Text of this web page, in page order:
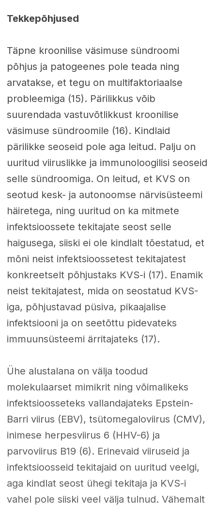
Tekkepõhjused
Täpne kroonilise väsimuse sündroomi
põhjus ja patogeenes pole teada ning
arvatakse, et tegu on multifaktoriaalse
probleemiga (15). Pärilikkus võib
suurendada vastuvõtlikkust kroonilise
väsimuse sündroomile (16). Kindlaid
pärilikke seoseid pole aga leitud. Palju on
uuritud viiruslikke ja immunoloogilisi seoseid
selle sündroomiga. On leitud, et KVS on
seotud kesk- ja autonoomse närvisüsteemi
häiretega, ning uuritud on ka mitmete
infektsioossete tekitajate seost selle
haigusega, siiski ei ole kindlalt tõestatud, et
mõni neist infektsioossetest tekitajatest
konkreetselt põhjustaks KVS-i (17). Enamik
neist tekitajatest, mida on seostatud KVS-
iga, põhjustavad püsiva, pikaajalise
infektsiooni ja on seetõttu pidevateks
immuunsüsteemi ärritajateks (17).
Ühe alustalana on välja toodud
molekulaarset mimikrit ning võimalikeks
infektsioosseteks vallandajateks Epstein-
Barri viirus (EBV), tsütomegaloviirus (CMV),
inimese herpesviirus 6 (HHV-6) ja
parvoviirus B19 (6). Erinevaid viiruseid ja
infektsioosseid tekitajaid on uuritud veelgi,
aga kindlat seost ühegi tekitaja ja KVS-i
vahel pole siiski veel välja tulnud. Vähemalt